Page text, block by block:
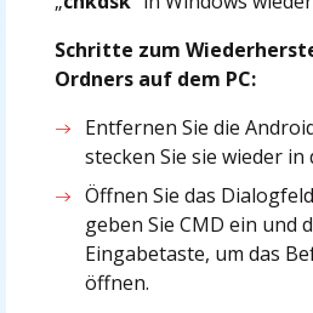
Schritte zum
Ordners auf dem PC:
Entfernen Sie die
stecken Sie sie wieder in
Öffnen Sie das
geben Sie CMD ein und
Eingabetaste, um das
öffnen.